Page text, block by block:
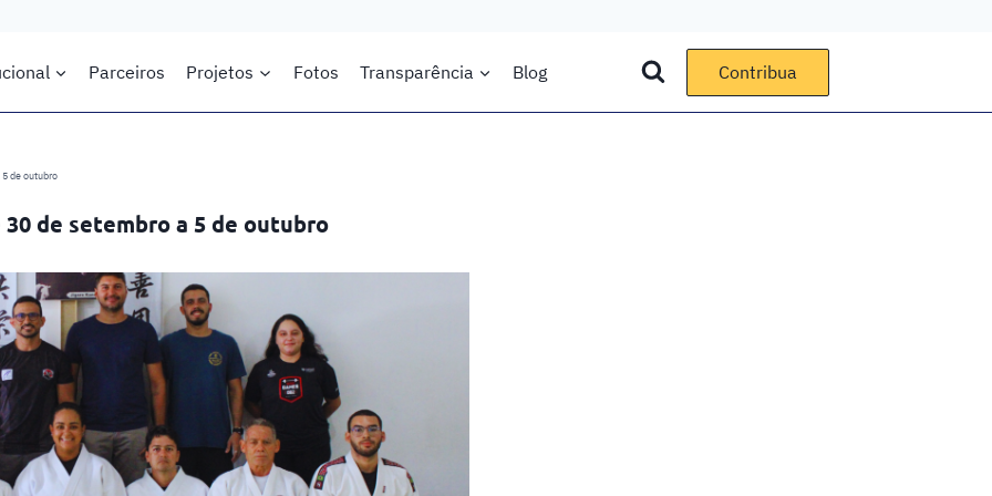
Parceiros Projetos Fotos Transparência Blog Contribua
de outubro
30 de setembro a 5 de outubro